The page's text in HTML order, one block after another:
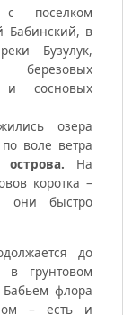
поселком
Бабинский, в
Бузулук,
и сосновых
озера
воле ветра
На
коротка –
они быстро
до
в грунтовом
флора
– есть и